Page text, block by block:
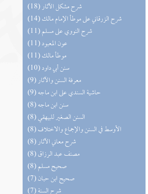
(18) شرح مشكل الآثار
(14) شرح الزرقاني على موطأ الإمام مالك
(11) شرح النووي على مسلم
(11) عون المعبود
(11) موطأ مالك
(10) سنن أبي داود
(9) معرفة السنن والآثار
(9) حاشية السندي على ابن ماجه
(8) سنن ابن ماجه
(8) السنن الصغير للبيهقي
(8) الأوسط في السنن والإجماع والاختلاف
(8) شرح معاني الآثار
(8) مصنف عبد الرزاق
(8) صحيح مسلم
(7) صحيح ابن حبان